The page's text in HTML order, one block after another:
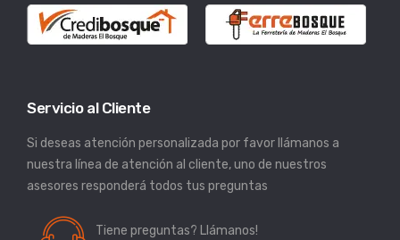
Servicio al Cliente
Si deseas atención personalizada por favor llámanos a
nuestra línea de atención al cliente, uno de nuestros
asesores responderá todos tus preguntas
Tiene preguntas? Llámanos!